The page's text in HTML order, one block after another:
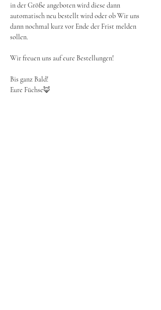
in der Größe angeboten wird diese dann
automatisch neu bestellt wird oder ob Wir uns
dann nochmal kurz vor Ende der Frist melden
sollen.
Wir freuen uns auf eure Bestellungen!
Bis ganz Bald!
Eure Füchse🦊